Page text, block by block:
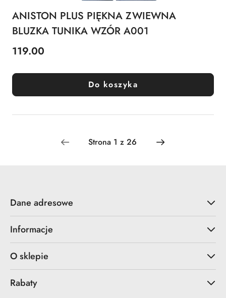
ANISTON PLUS PIĘKNA ZWIEWNA
BLUZKA TUNIKA WZÓR A001
Cena:
119.00
Do koszyka
Dane adresowe
Informacje
O sklepie
Rabaty